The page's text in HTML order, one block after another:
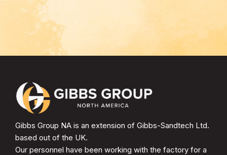
Gibbs Group NA is an extension of Gibbs-Sandtech Ltd.
based out of the UK.
Our personnel have been working with the factory for a